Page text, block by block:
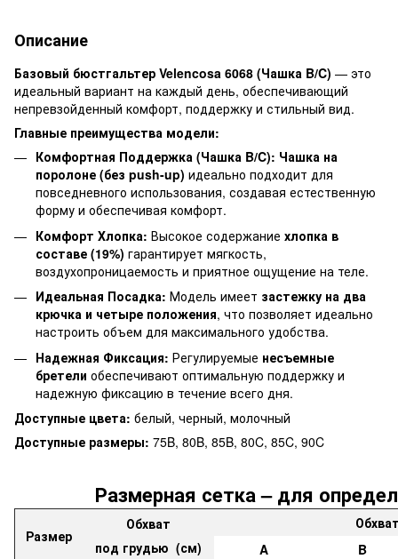
Описание
Базовый бюстгальтер Velencosa 6068 (Чашка B/C) — это
идеальный вариант на каждый день, обеспечивающий
непревзойденный комфорт, поддержку и стильный вид.
Главные преимущества модели:
Комфортная Поддержка (Чашка B/C): Чашка на
поролоне (без push-up) идеально подходит для
повседневного использования, создавая естественную
форму и обеспечивая комфорт.
Комфорт Хлопка: Высокое содержание хлопка в
составе (19%) гарантирует мягкость,
воздухопроницаемость и приятное ощущение на теле.
Идеальная Посадка: Модель имеет застежку на два
крючка и четыре положения, что позволяет идеально
настроить объем для максимального удобства.
Надежная Фиксация: Регулируемые несъемные
бретели обеспечивают оптимальную поддержку и
надежную фиксацию в течение всего дня.
Доступные цвета: белый, черный, молочный
Доступные размеры: 75B, 80B, 85B, 80C, 85C, 90C
Размерная сетка – для
Размер
Обхват
под грудью (см)
A
B